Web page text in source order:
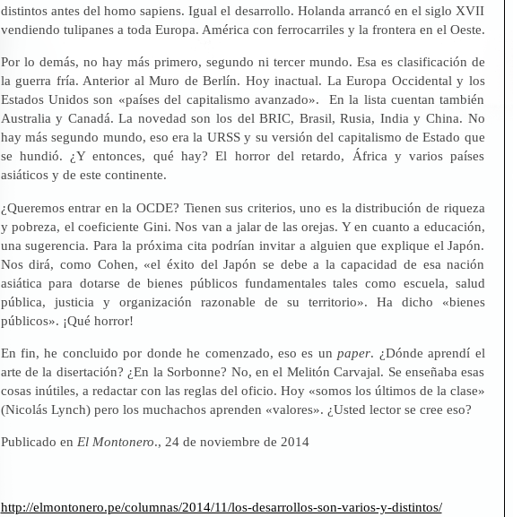
distintos antes del homo sapiens. Igual el desarrollo. Holanda arrancó en el siglo XVII
vendiendo tulipanes a toda Europa. América con ferrocarriles y la frontera en el Oeste.
Por lo demás, no hay más primero, segundo ni tercer mundo. Esa es clasificación de
la guerra fría. Anterior al Muro de Berlín. Hoy inactual. La Europa Occidental y los
Estados Unidos son «países del capitalismo avanzado». En la lista cuentan también
Australia y Canadá. La novedad son los del BRIC, Brasil, Rusia, India y China. No
hay más segundo mundo, eso era la URSS y su versión del capitalismo de Estado que
se hundió. ¿Y entonces, qué hay? El horror del retardo, África y varios países
asiáticos y de este continente.
¿Queremos entrar en la OCDE? Tienen sus criterios, uno es la distribución de riqueza
y pobreza, el coeficiente Gini. Nos van a jalar de las orejas. Y en cuanto a educación,
una sugerencia. Para la próxima cita podrían invitar a alguien que explique el Japón.
Nos dirá, como Cohen, «el éxito del Japón se debe a la capacidad de esa nación
asiática para dotarse de bienes públicos fundamentales tales como escuela, salud
pública, justicia y organización razonable de su territorio». Ha dicho «bienes
públicos». ¡Qué horror!
En fin, he concluido por donde he comenzado, eso es unpaper. ¿Dónde aprendí el
arte de la disertación? ¿En la Sorbonne? No, en el Melitón Carvajal. Se enseñaba esas
cosas inútiles, a redactar con las reglas del oficio. Hoy «somos los últimos de la clase»
(Nicolás Lynch) pero los muchachos aprenden «valores». ¿Usted lector se cree eso?
Publicado en El Montonero., 24 de noviembre de 2014
http://elmontonero.pe/columnas/2014/11/los-desarrollos-son-varios-y-distintos/